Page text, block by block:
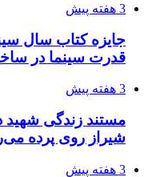
3 هفته پیش
جایزه کتاب سال
قدرت سینما در
3 هفته پیش
مستند زندگی شهید
شیراز روی پرده
3 هفته پیش